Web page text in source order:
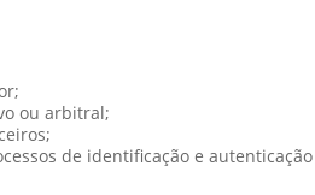
ou arbitral;
de identificação e